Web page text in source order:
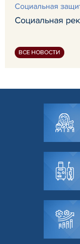
Социальная
Социальная
ВСЕ НОВОСТИ